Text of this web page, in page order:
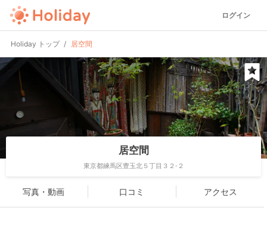
ログイン
Holiday トップ 居空間
居空間
東京都練馬区豊玉北５丁目３２-２
写真・動画 口コミ アクセス